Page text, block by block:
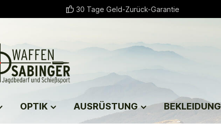
30 Tage Geld-Zurück-Garantie
OPTIK AUSRÜSTUNG BEKLEIDUNG